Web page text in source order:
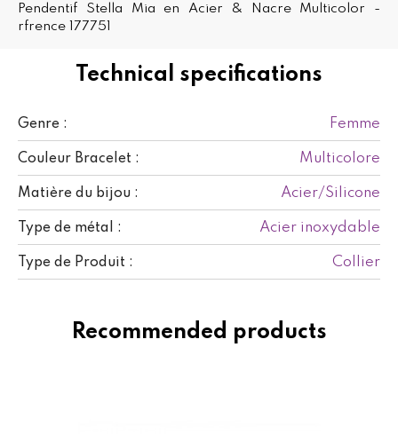
Technical specifications
Genre : Femme
Couleur Bracelet : Multicolore
Matière du bijou : Acier/Silicone
Type de métal : Acier inoxydable
Type de Produit : Collier
Pendentif Stella Mia en Acier & Nacre Multicolor -
rfrence 177751
Recommended products